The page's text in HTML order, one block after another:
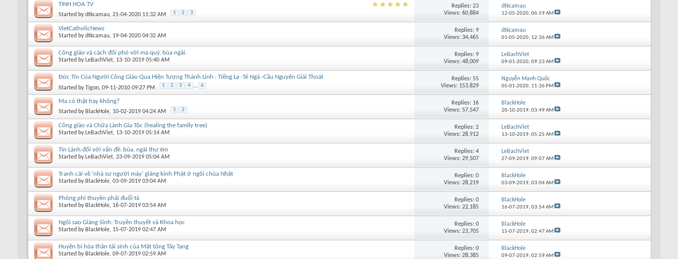
TINH HOA TV
Started bydtkcamau, 21-04-2020 11:32 AM 1 2 3
Replies: 23
Views: 60,884
dtkcamau
12-05-2020, 06:59 AM
VietCatholicNews
Started bydtkcamau, 19-04-2020 04:32 AM
Replies: 9
Views: 34,465
dtkcamau
01-05-2020, 12:36 AM
Công giáo và cách đối phó với ma quỷ, bùa ngải.
Started by LeBachViet, 13-10-2019 05:40 AM
Replies: 9
Views: 48,009
LeBachViet
09-01-2020, 09:23 AM
Đức Tin Của Người Công Giáo Qua Hiện Tượng Thánh Linh : Tiếng Lạ -Té Ngã -Cầu Nguyện Giải Thoát
Started byTigon, 09-11-2010 09:27 PM 1 2 3 4 ... 6
Replies: 55
Views: 153,829
Nguyễn Mạnh Quốc
05-01-2020, 11:36 PM
Ma có thật hay không?
Started by BlackHole, 10-02-2019 04:24 AM 1 2
Replies: 16
Views: 57,547
BlackHole
20-10-2019, 03:49 AM
Công giáo và Chữa Lành Gia Tộc (healing the family tree)
Started by LeBachViet, 13-10-2019 05:14 AM
Replies: 2
Views: 28,912
LeBachViet
13-10-2019, 05:25 AM
Tin Lành đối với vấn đề: bùa, ngãi thư ẽm
Started by LeBachViet, 23-09-2019 05:04 AM
Replies: 4
Views: 29,507
LeBachViet
27-09-2019, 09:07 AM
Tranh cãi về 'nhà sư người máy' giảng kinh Phật ở ngôi chùa Nhật
Started by BlackHole, 03-09-2019 03:04 AM
Replies: 0
Views: 28,219
BlackHole
03-09-2019, 03:04 AM
Phóng phi thuyền phải đuổi tà
Started by BlackHole, 16-07-2019 03:54 AM
Replies: 0
Views: 22,185
BlackHole
16-07-2019, 03:54 AM
Ngôi sao Giáng Sinh: Truyền thuyết và Khoa học
Started by BlackHole, 15-07-2019 02:47 AM
Replies: 0
Views: 23,705
BlackHole
15-07-2019, 02:47 AM
Huyền bí hóa thân tái sinh của Mật tông Tây Tạng
Started by BlackHole, 09-07-2019 02:59 AM
Replies: 0
Views: 28,385
BlackHole
09-07-2019, 02:59 AM